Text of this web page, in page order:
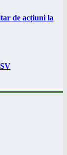
de acțiuni la